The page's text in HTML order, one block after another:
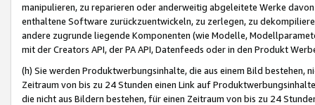
manipulieren, zu reparieren oder anderweitig abgeleitete Werke
enthaltene Software zurückzuentwickeln, zu zerlegen, zu
andere zugrunde liegende Komponenten (wie Modelle,
mit der Creators API, der PA API, Datenfeeds oder in den Produkt
(h) Sie werden Produktwerbungsinhalte, die aus einem Bild bestehen,
Zeitraum von bis zu 24 Stunden einen Link auf
die nicht aus Bildern bestehen, für einen Zeitraum von bis zu 24